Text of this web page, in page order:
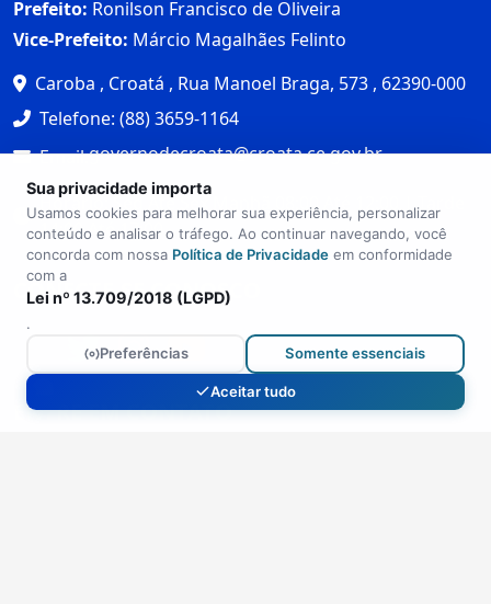
Vice-Prefeito:Márcio Magalhães Felinto
Caroba , Croatá , Rua Manoel Braga, 573 , 62390-000
Telefone: (88) 3659-1164
Email:governodecroata@croata.ce.gov.br
Horário: Seg Até Sex Manhã 08:00 Até 12:00 | Tarde
14:00 Até 17:00
CONECTE-SE CONOSCO
ENTRE EM CONTATO
Sua privacidade importa
Usamos cookies para melhorar sua experiência, personalizar
conteúdo e analisar o tráfego. Ao continuar navegando, você
concorda com nossa Política de Privacidade em conformidade
com a
Lei nº 13.709/2018 (LGPD)
.
Preferências
Somente essenciais
Aceitar tudo